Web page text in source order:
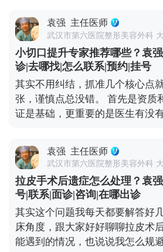
个禁忌要记牢：术后1个月内别饮
会影响血液循环，烟草里的有害
合。平时多喝温水，保持作息规
嘱、按时复查，恢复过程会更顺
过后就能看到满意的效果了。 想
复合提升术的问题，可以去官方
百家号、小红薯）预约面诊，详
局部皮肤折叠，先形成动态纹
现的纹路，时间久了，皮肤弹性
成静态纹，不做表情也能看到。
真出现法令纹了，先分清类型再
动态纹，用肉毒素适度放松表情
经是静态纹，或者是中重度松弛
要结合填充、提升等综合方式，
术，从深层提升组织，既能改善
常护理，再根据自身情况做科学
高效地对抗法令纹。 想知道更多
术的问题，可以去官方媒体平台
小红薯）预约面诊，详细了解。
袁强 主任医师
武汉市第六医院整形美容外科
小切口提升专家推荐哪些？袁
诊|去哪找|怎么联系|预约|挂号
其实不用纠结，抓准几个核心点
张，谨慎点总没错。 首先是资质
证是基础，更重要的是医生有没
比如剥离的层次、提升的力度，
别，不是所有整形医生都能做好
案例。有经验的医生，手里肯定
案例，而且得是完整的恢复周期
精修图。通过案例能直观看到医
是偏自然款还是偏精致款，也能
术后疤痕是否隐蔽、提升效果是
的一点是沟通。好的医生不会一
袁强 主任医师
武汉市第六医院整形美容外科
拉皮手术后遗症怎么处理？袁
号|联系|面诊|咨询|在哪出诊
其实这个问题我每天都要解答好
床角度，跟大家好好聊聊拉皮术
能遇到的情况，也说说我怎么规